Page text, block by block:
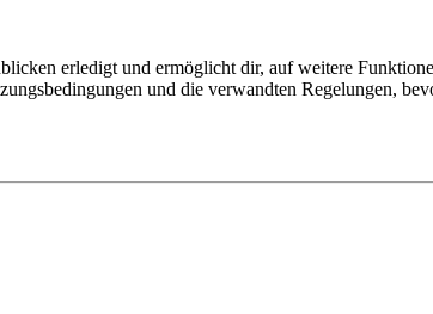
erledigt und ermöglicht dir, auf weitere
und die verwandten Regelungen,